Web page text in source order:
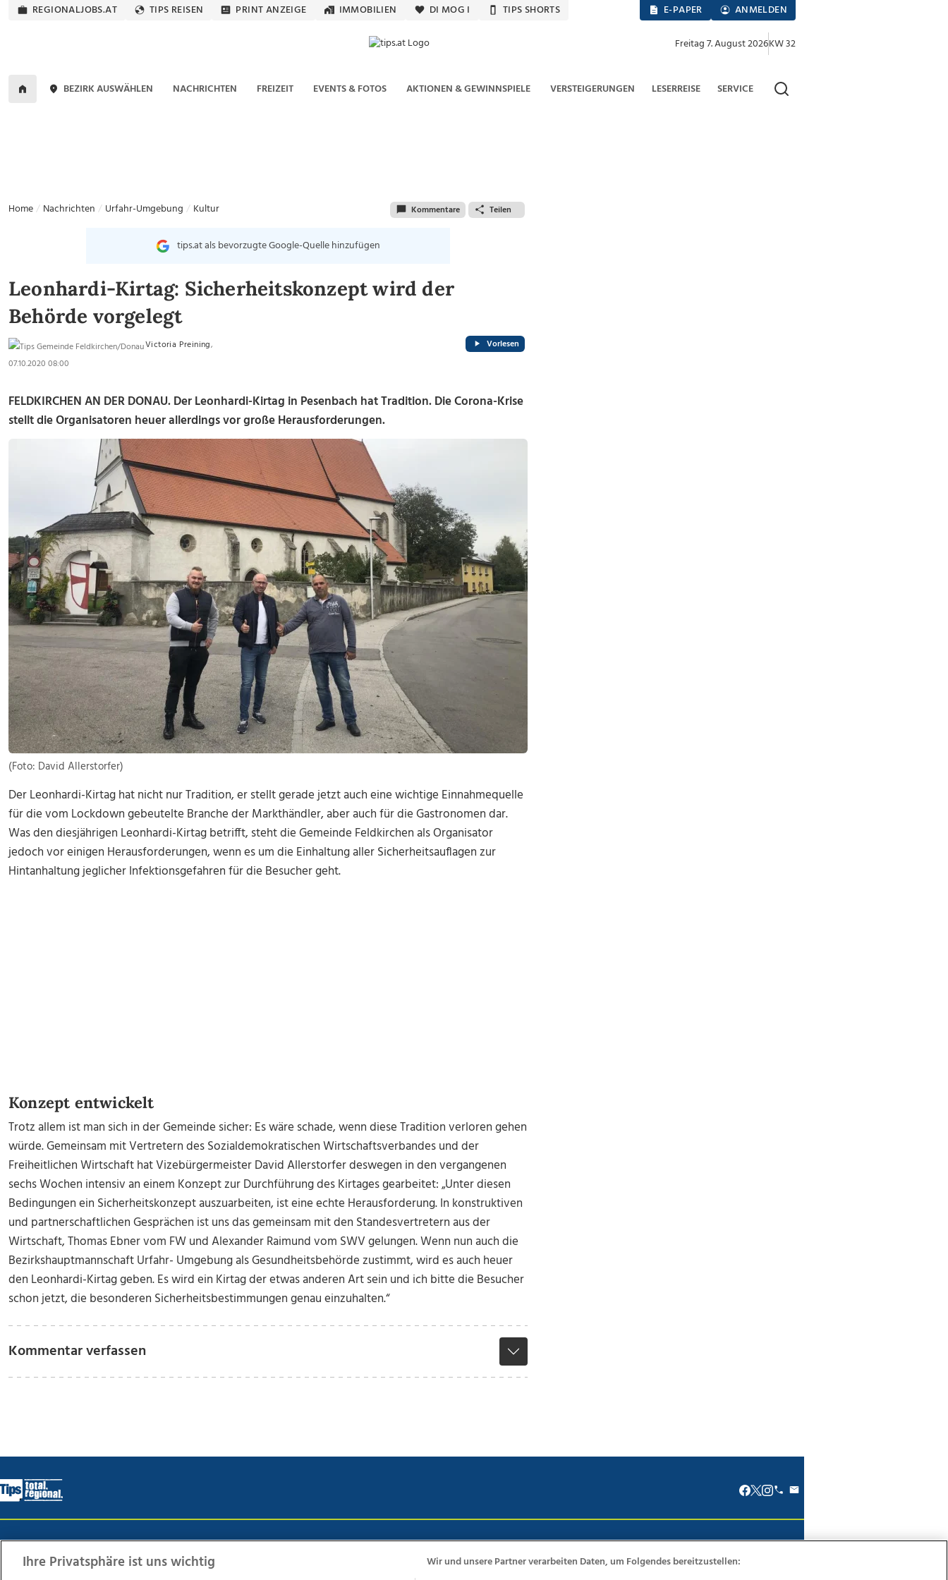
REGIONALJOBS.AT TIPS REISEN PRINT ANZEIGE IMMOBILIEN DI MOG I TIPS SHORTS E-PAPER ANMELDEN
Freitag 7. August 2026KW 32
BEZIRK AUSWÄHLEN NACHRICHTEN FREIZEIT EVENTS & FOTOS AKTIONEN & GEWINNSPIELE VERSTEIGERUNGEN LESERREISE SERVICE
Home Nachrichten Urfahr-Umgebung Kultur Kommentare Teilen
tips.at als bevorzugte Google-Quelle hinzufügen
Leonhardi-Kirtag: Sicherheitskonzept wird der
Behörde vorgelegt
Victoria Preining,
07.10.2020 08:00
Vorlesen
FELDKIRCHEN AN DER DONAU. Der Leonhardi-Kirtag in Pesenbach hat Tradition. Die Corona-Krise
stellt die Organisatoren heuer allerdings vor große Herausforderungen.
(Foto: David Allerstorfer)
Der Leonhardi-Kirtag hat nicht nur Tradition, er stellt gerade jetzt auch eine wichtige Einnahmequelle
für die vom Lockdown gebeutelte Branche der Markthändler, aber auch für die Gastronomen dar.
Was den diesjährigen Leonhardi-Kirtag betrifft, steht die Gemeinde Feldkirchen als Organisator
jedoch vor einigen Herausforderungen, wenn es um die Einhaltung aller Sicherheitsauflagen zur
Hintanhaltung jeglicher Infektionsgefahren für die Besucher geht.
Konzept entwickelt
Trotz allem ist man sich in der Gemeinde sicher: Es wäre schade, wenn diese Tradition verloren gehen
würde. Gemeinsam mit Vertretern des Sozialdemokratischen Wirtschaftsverbandes und der
Freiheitlichen Wirtschaft hat Vizebürgermeister David Allerstorfer deswegen in den vergangenen
sechs Wochen intensiv an einem Konzept zur Durchführung des Kirtages gearbeitet: „Unter diesen
Bedingungen ein Sicherheitskonzept auszuarbeiten, ist eine echte Herausforderung. In konstruktiven
und partnerschaftlichen Gesprächen ist uns das gemeinsam mit den Standesvertretern aus der
Wirtschaft, Thomas Ebner vom FW und Alexander Raimund vom SWV gelungen. Wenn nun auch die
Bezirkshauptmannschaft Urfahr- Umgebung als Gesundheitsbehörde zustimmt, wird es auch heuer
den Leonhardi-Kirtag geben. Es wird ein Kirtag der etwas anderen Art sein und ich bitte die Besucher
schon jetzt, die besonderen Sicherheitsbestimmungen genau einzuhalten.“
Kommentar verfassen
Ihre Privatsphäre ist uns wichtig Wir und unsere Partner verarbeiten Daten, um Folgendes bereitzustellen: